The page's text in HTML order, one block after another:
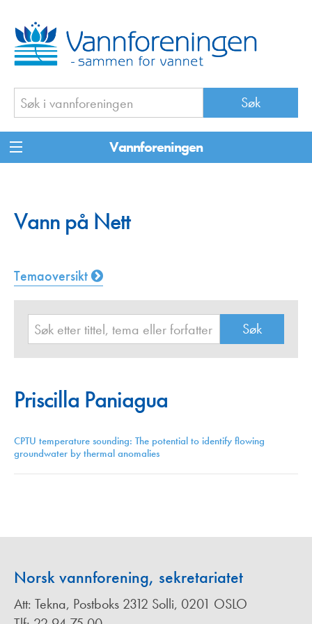
Vannforeningen
Vann på Nett
Temaoversikt
Priscilla Paniagua
CPTU temperature sounding: The potential to identify flowing
groundwater by thermal anomalies
Norsk vannforening, sekretariatet
Att: Tekna, Postboks 2312 Solli, 0201 OSLO